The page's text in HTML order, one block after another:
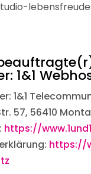
1&1
1&1
57, 56410
https://
https://